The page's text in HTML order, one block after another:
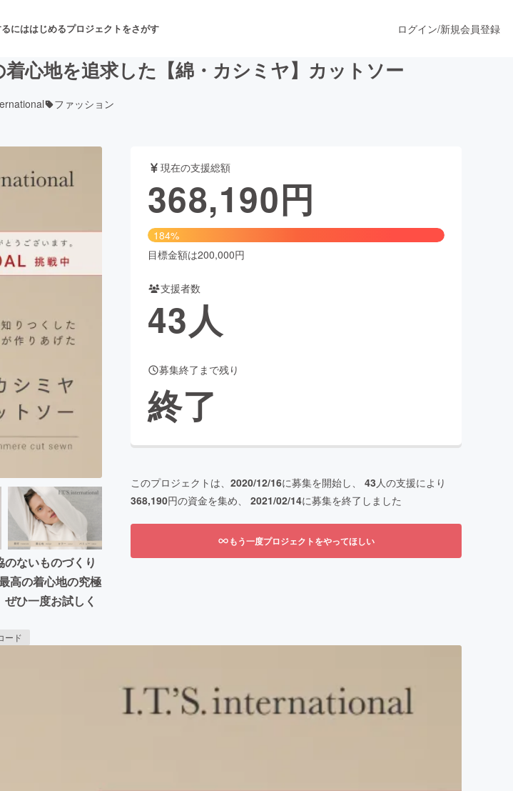
にははじめるプロジェクトをさがす
舞台・パフォーマンス
ファッション
ビューティー・ヘルスケア
Good CAMPFIRE Creation
と納税
machi-ya
ログイン/新規会員登録
心地を追求した【綿・カシミヤ】カットソー
ファッション
ないものづくり
高の着心地の究極
ひ一度お試しく
ード
現在の支援総額
368,190円
184%
目標金額は200,000円
支援者数
43人
募集終了まで残り
終了
このプロジェクトは、 2020/12/16に募集を開始し、 43人の支援により
368,190円の資金を集め、 2021/02/14に募集を終了しました
もう一度プロジェクトをやってほしい